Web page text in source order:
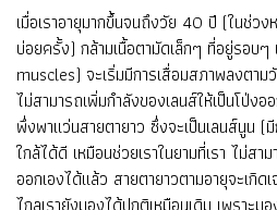
เมื่อเราอายุมากขึ้นจนถึงวัย 40 ปี (ในช่ว
บ่อยครั้ง) กล้ามเนื้อตามัดเล็กๆ ที่อยู่รอบๆ
muscles) จะเริ่มมีการเสื่อมสภาพลงตาม
ไม่สามารถเพิ่มกำลังของเลนส์ให้เป็นโป่งอ
พึ่งพาแว่นสายตายาว ซึ่งจะเป็นเลนส์นูน (
ใกล้ได้ดี เหมือนช่วยเราในยามที่เรา ไม่สา
ออกเองได้แล้ว สายตายาวตามอายุจะเกิด